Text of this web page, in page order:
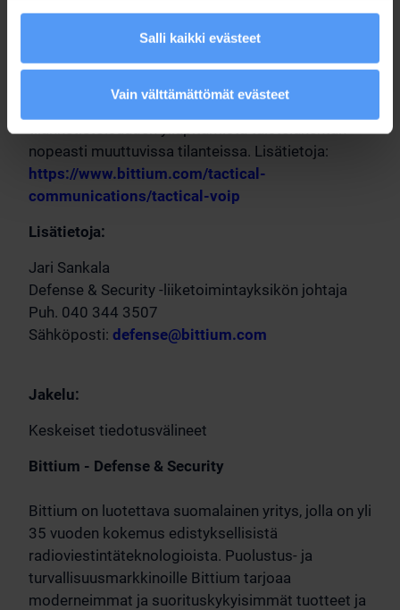
Salli kaikki evästeet
Vain välttämättömät evästeet
joka mukautuu nopeasti verkon rakenteen
muutoksiin ja yhdistää sekä kiinteiden että
taktisten langattomien tietoverkkojen käyttäjät
samaan puhepalveluverkkoon. Tämä parantaa
tilannetietoisuuden ylläpitämistä taistelukentän
nopeasti muuttuvissa tilanteissa. Lisätietoja:
https://www.bittium.com/tactical-
communications/tactical-voip
Lisätietoja:
Jari Sankala
Defense & Security -liiketoimintayksikön johtaja
Puh. 040 344 3507
Sähköposti: defense@bittium.com
Jakelu:
Keskeiset tiedotusvälineet
Bittium - Defense & Security
Bittium on luotettava suomalainen yritys, jolla on yli
35 vuoden kokemus edistyksellisistä
radioviestintäteknologioista. Puolustus- ja
turvallisuusmarkkinoille Bittium tarjoaa
moderneimmat ja suorituskykyisimmät tuotteet ja